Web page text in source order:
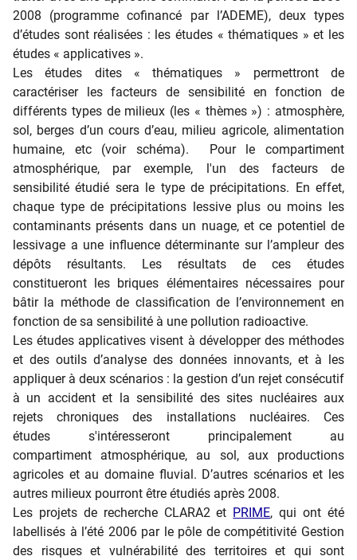
2008 (programme cofinancé par l’ADEME), deux types
d’études sont réalisées : les études « thématiques » et les
études « applicatives ».
Les études dites « thématiques » permettront de
caractériser les facteurs de sensibilité en fonction de
différents types de milieux (les « thèmes ») : atmosphère,
sol, berges d’un cours d’eau, milieu agricole, alimentation
humaine, etc (voir schéma). Pour le compartiment
atmosphérique, par exemple, l'un des facteurs de
sensibilité étudié sera le type de précipitations. En effet,
chaque type de précipitations lessive plus ou moins les
contaminants présents dans un nuage, et ce potentiel de
lessivage a une influence déterminante sur l’ampleur des
dépôts résultants. Les résultats de ces études
constitueront les briques élémentaires nécessaires pour
bâtir la méthode de classification de l’environnement en
fonction de sa sensibilité à une pollution radioactive.
Les études applicatives visent à développer des méthodes
et des outils d’analyse des données innovants, et à les
appliquer à deux scénarios : la gestion d’un rejet consécutif
à un accident et la sensibilité des sites nucléaires aux
rejets chroniques des installations nucléaires. Ces
études s'intéresseront principalement au
compartiment atmosphérique, au sol, aux productions
agricoles et au domaine fluvial. D’autres scénarios et les
autres milieux pourront être étudiés après 2008.
Les projets de recherche CLARA2 et PRIME, qui ont été
labellisés à l’été 2006 par le pôle de compétitivité Gestion
des risques et vulnérabilité des territoires et qui sont